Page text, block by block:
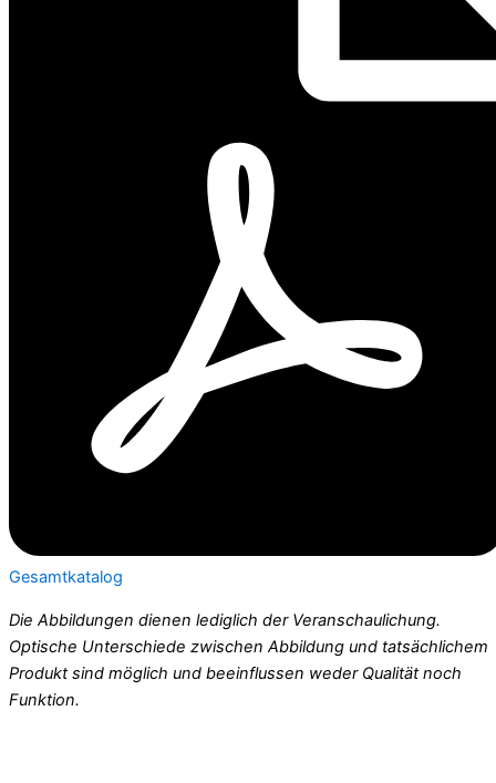
Gesamtkatalog
Die Abbildungen dienen lediglich der Veranschaulichung.
Optische Unterschiede zwischen Abbildung und tatsächlichem
Produkt sind möglich und beeinflussen weder Qualität noch
Funktion.